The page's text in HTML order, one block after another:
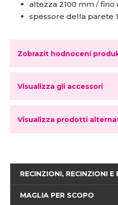
altezza 2100 mm / fino
spessore della parete
Zobrazit hodnocení
Visualizza gli accessori
Visualizza prodotti
RECINZIONI, RECINZIONI E
MAGLIA PER SCOPO